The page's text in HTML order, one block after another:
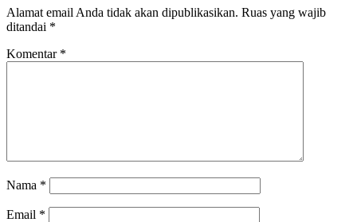
Alamat email Anda tidak akan dipublikasikan. Ruas yang wajib
ditandai *
Komentar *
Nama *
Email *